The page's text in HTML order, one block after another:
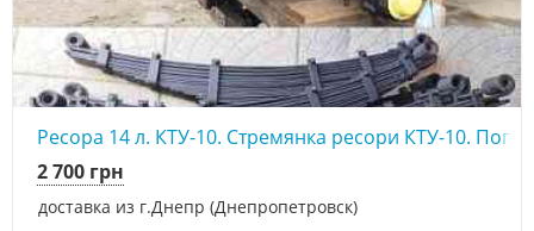
Ресора 14 л. КТУ-10. Стремянка ресори КТУ-10.
доставка из г.Днепр (Днепропетровск)
2 700 грн